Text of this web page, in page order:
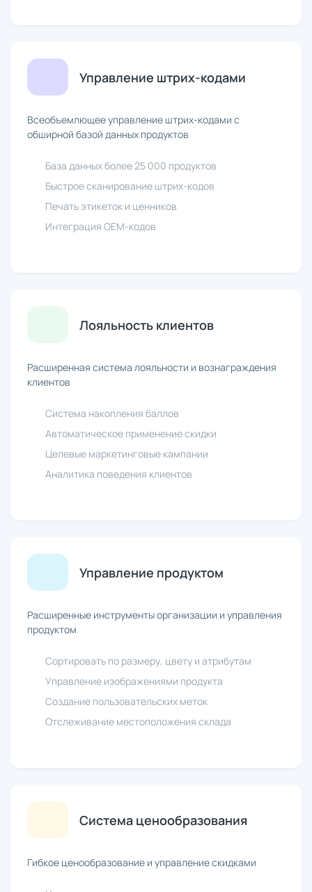
Управление штрих-кодами
Всеобъемлющее управление штрих-кодами с
обширной базой данных продуктов
База данных более 25 000 продуктов
Быстрое сканирование штрих-кодов
Печать этикеток и ценников
Интеграция OEM-кодов
Лояльность клиентов
Расширенная система лояльности и вознаграждения
клиентов
Система накопления баллов
Автоматическое применение скидки
Целевые маркетинговые кампании
Аналитика поведения клиентов
Управление продуктом
Расширенные инструменты организации и управления
продуктом
Сортировать по размеру, цвету и атрибутам
Управление изображениями продукта
Создание пользовательских меток
Отслеживание местоположения склада
Система ценообразования
Гибкое ценообразование и управление скидками